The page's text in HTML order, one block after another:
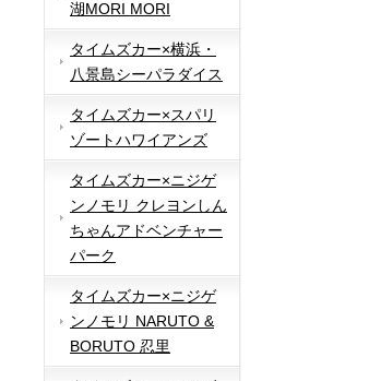
湖MORI MORI
タイムズカー×横浜・
八景島シーパラダイス
タイムズカー×スパリ
ゾートハワイアンズ
タイムズカー×ニジゲ
ンノモリ クレヨンしん
ちゃんアドベンチャー
パーク
タイムズカー×ニジゲ
ンノモリ NARUTO &
BORUTO 忍里